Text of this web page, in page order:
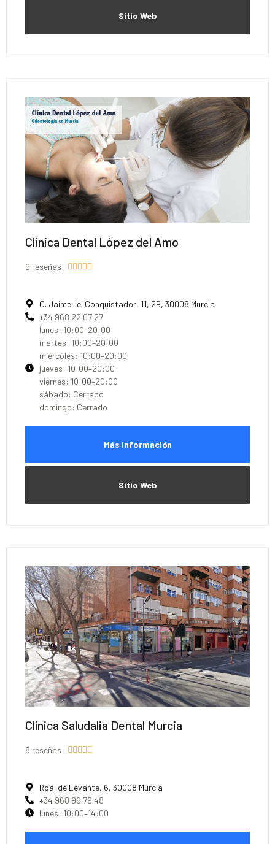
Sitio Web
Clinica Dental López del Amo
9 reseñas     
C. Jaime I el Conquistador, 11, 2B, 30008 Murcia
+34 968 22 07 27
lunes: 10:00–20:00
martes: 10:00–20:00
miércoles: 10:00–20:00
jueves: 10:00–20:00
viernes: 10:00–20:00
sábado: Cerrado
domingo: Cerrado
Más Información
Sitio Web
Clínica Saludalia Dental Murcia
8 reseñas 
Rda. de Levante, 6, 30008 Murcia
+34 968 96 79 48
lunes: 10:00–14:00